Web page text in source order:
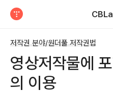
저작권 분야/원더풀 저작권법
영상저작물에
의 이용